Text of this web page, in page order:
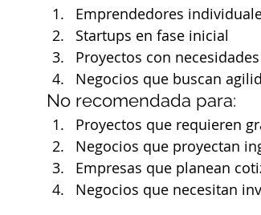
Emprendedores
Startups en fase inicial
Proyectos con
Negocios que buscan
No recomendada para:
Proyectos que requieren
Negocios que proyectan
Empresas que planean
Negocios que necesitan